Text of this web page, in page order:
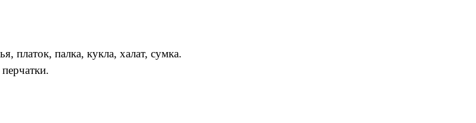
платок, палка, кукла, халат, сумка.